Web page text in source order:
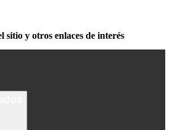
sitio y otros enlaces de interés